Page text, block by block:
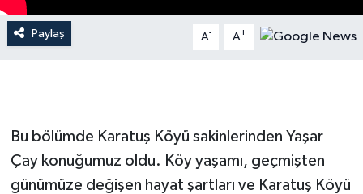
Paylaş A- A+
Bu bölümde Karatuş Köyü sakinlerinden Yaşar
Çay konuğumuz oldu. Köy yaşamı, geçmişten
günümüze değişen hayat şartları ve Karatuş Köyü